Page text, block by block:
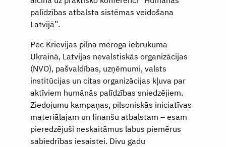
palīdzības atbalsta sistēmas veidošana
Latvijā”.
Pēc Krievijas pilna mēroga iebrukuma
Ukrainā, Latvijas nevalstiskās organizācijas
(NVO), pašvaldības, uzņēmumi, valsts
institūcijas un citas organizācijas kļuva par
aktīviem humānās palīdzības sniedzējiem.
Ziedojumu kampaņas, pilsoniskās iniciatīvas
materiālajam un finanšu atbalstam – esam
pieredzējuši neskaitāmus labus piemērus
sabiedrības iesaistei. Divu gadu